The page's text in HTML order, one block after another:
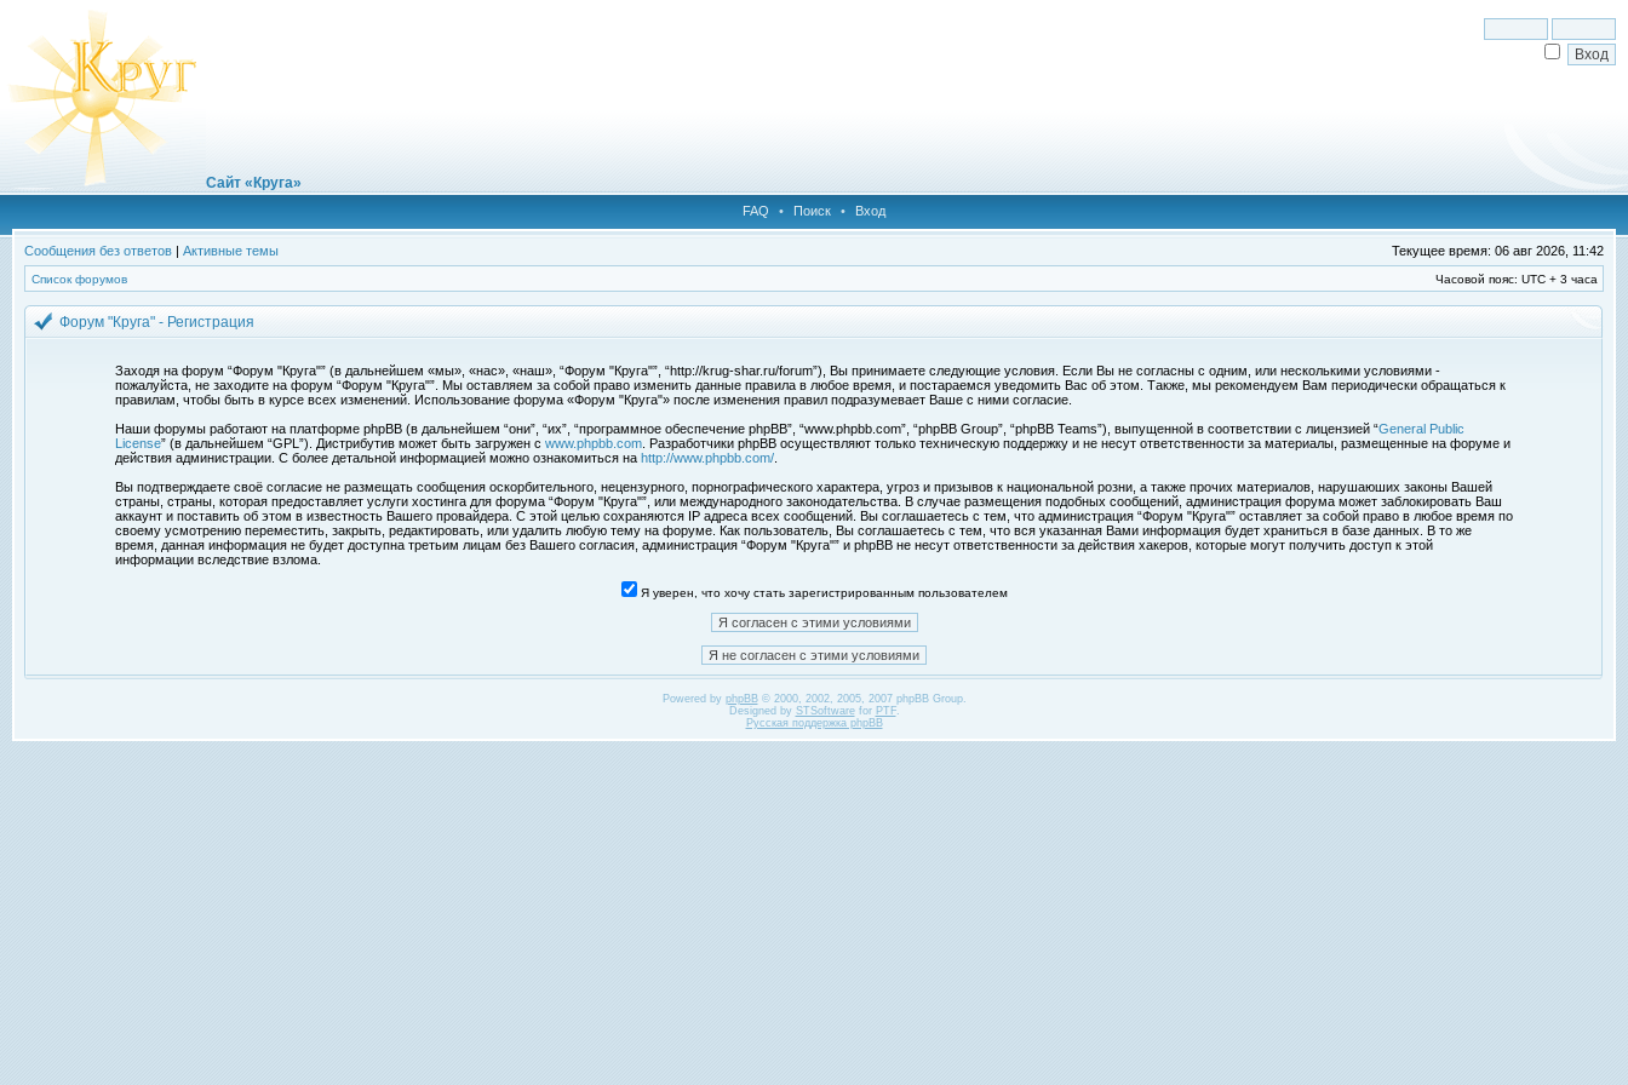
Сайт «Круга»
FAQ • Поиск • Вход
Сообщения без ответов | Активные темы Текущее время: 06 авг 2026, 11:42
Список форумов Часовой пояс: UTC + 3 часа
Форум "Круга" - Регистрация
Заходя на форум “Форум "Круга"” (в дальнейшем «мы», «нас», «наш», “Форум "Круга"”, “http://krug-shar.ru/forum”), Вы принимаете следующие условия. Если Вы не согласны с одним, или несколькими условиями -
пожалуйста, не заходите на форум “Форум "Круга"”. Мы оставляем за собой право изменить данные правила в любое время, и постараемся уведомить Вас об этом. Также, мы рекомендуем Вам периодически обращаться к
правилам, чтобы быть в курсе всех изменений. Использование форума «Форум "Круга"» после изменения правил подразумевает Ваше с ними согласие.
Наши форумы работают на платформе phpBB (в дальнейшем “они”, “их”, “программное обеспечение phpBB”, “www.phpbb.com”, “phpBB Group”, “phpBB Teams”), выпущенной в соответствии с лицензией “General Public
License” (в дальнейшем “GPL”). Дистрибутив может быть загружен с www.phpbb.com . Разработчики phpBB осуществляют только техническую поддержку и не несут ответственности за материалы, размещенные на форуме и
действия администрации. С более детальной информацией можно ознакомиться на http://www.phpbb.com/
Вы подтверждаете своё согласие не размещать сообщения оскорбительного, нецензурного, порнографического характера, угроз и призывов к национальной розни, а также прочих материалов, нарушаюших законы Вашей
страны, страны, которая предоставляет услуги хостинга для форума “Форум "Круга"”, или международного законодательства. В случае размещения подобных сообщений, администрация форума может заблокировать Ваш
аккаунт и поставить об этом в известность Вашего провайдера. С этой целью сохраняются IP адреса всех сообщений. Вы соглашаетесь с тем, что администрация “Форум "Круга"” оставляет за собой право в любое время по
своему усмотрению переместить, закрыть, редактировать, или удалить любую тему на форуме. Как пользователь, Вы соглашаетесь с тем, что вся указанная Вами информация будет храниться в базе данных. В то же
время, данная информация не будет доступна третьим лицам без Вашего согласия, администрация “Форум "Круга"” и phpBB не несут ответственности за действия хакеров, которые могут получить доступ к этой
информации вследствие взлома.
Я уверен, что хочу стать зарегистрированным пользователем
Powered by phpBB© 2000, 2002, 2005, 2007 phpBB Group.
Designed by STSoftwarefor PTF.
Русская поддержка phpBB